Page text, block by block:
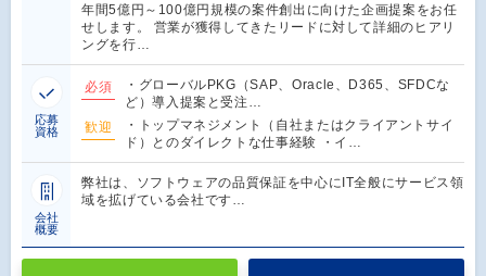
年間5億円～100億円規模の案件創出に向けた企画提案をお任
せします。 営業が獲得してきたリードに対して詳細のヒアリ
ングを行…
応募
資格
必須
・グローバルPKG（SAP、Oracle、D365、SFDCな
ど）導入提案と受注…
歓迎
・トップマネジメント（自社またはクライアントサイ
ド）とのダイレクトな仕事経験 ・イ…
会社
概要
弊社は、ソフトウェアの品質保証を中心にIT全般にサービス領
域を拡げている会社です…